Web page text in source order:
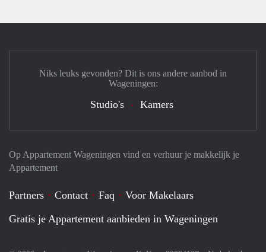
Op Appartement Wageningen vind en verhuur je makkelijk je
Appartement
Partners Contact Faq
Voor Makelaars
Gratis je Appartement aanbieden in Wageningen
Niks leuks gevonden? Dit is ons andere aanbod in
Wageningen:
Studio's Kamers